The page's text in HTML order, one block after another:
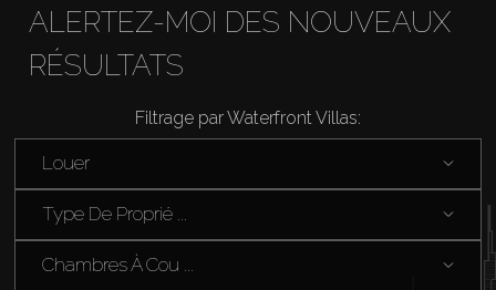
ALERTEZ-MOI DES NOUVEAUX
RÉSULTATS
Filtrage par Waterfront Villas:
Louer
Type De Proprié ...
Chambres À Cou ...